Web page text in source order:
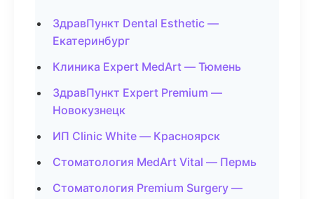
ЗдравПункт Dental Esthetic —
Екатеринбург
Клиника Expert MedArt — Тюмень
ЗдравПункт Expert Premium —
Новокузнецк
ИП Clinic White — Красноярск
Стоматология MedArt Vital — Пермь
Стоматология Premium Surgery —